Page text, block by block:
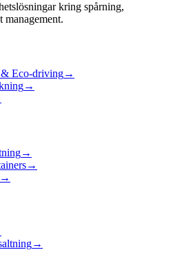
kring spårning,
& Eco-driving→
→
→
→
→
→